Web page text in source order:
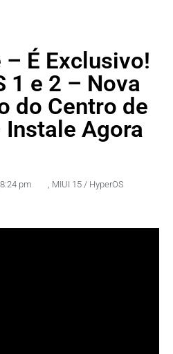
É Exclusivo!
1 e 2 – Nova
do Centro de
Agora
8:24 pm , MIUI 15 / HyperOS